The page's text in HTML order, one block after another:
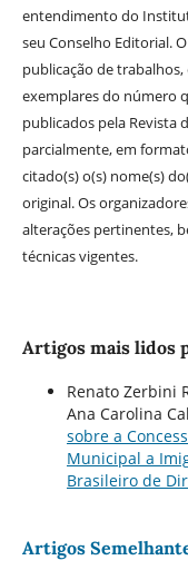
entendimento do
seu Conselho Editorial.
publicação de
exemplares do número
publicados pela Revista
parcialmente, em
citado(s) o(s) nome(s)
original. Os
alterações pertinentes,
técnicas vigentes.
Artigos mais lidos
Renato Zerbini
Ana Carolina
sobre a
Municipal a
Brasileiro de
Artigos